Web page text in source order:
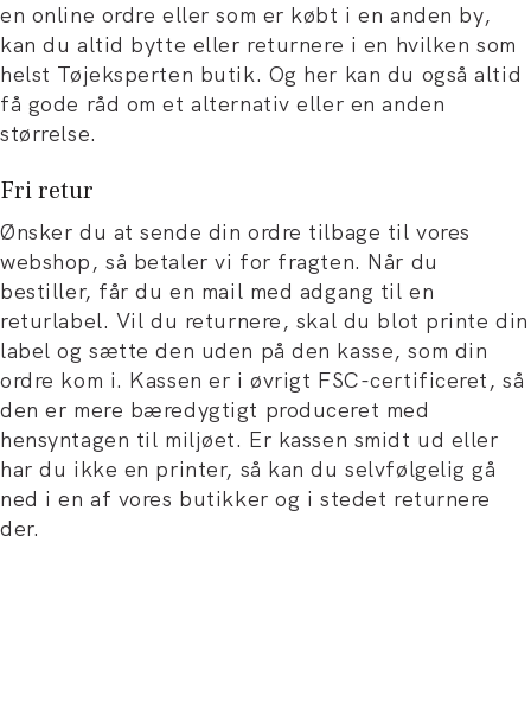
en online ordre eller som er købt i en anden by,
kan du altid bytte eller returnere i en hvilken som
helst Tøjeksperten butik. Og her kan du også altid
få gode råd om et alternativ eller en anden
størrelse.
Fri retur
Ønsker du at sende din ordre tilbage til vores
webshop, så betaler vi for fragten. Når du
bestiller, får du en mail med adgang til en
returlabel. Vil du returnere, skal du blot printe din
label og sætte den uden på den kasse, som din
ordre kom i. Kassen er i øvrigt FSC-certificeret, så
den er mere bæredygtigt produceret med
hensyntagen til miljøet. Er kassen smidt ud eller
har du ikke en printer, så kan du selvfølgelig gå
ned i en af vores butikker og i stedet returnere
der.